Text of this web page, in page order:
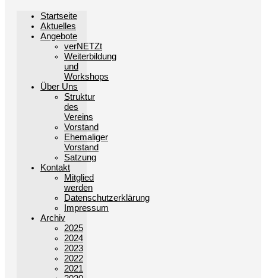
Startseite
Aktuelles
Angebote
verNETZt
Weiterbildung
und
Workshops
Über Uns
Struktur
des
Vereins
Vorstand
Ehemaliger
Vorstand
Satzung
Kontakt
Mitglied
werden
Datenschutzerklärung
Impressum
Archiv
2025
2024
2023
2022
2021